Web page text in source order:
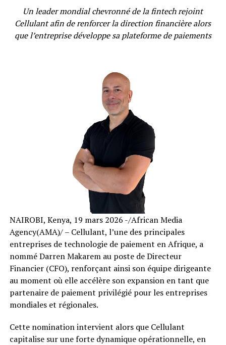
Un leader mondial chevronné de la fintech rejoint
Cellulant afin de renforcer la direction financière alors
que l’entreprise développe sa plateforme de paiements
NAIROBI, Kenya, 19 mars 2026 -/African Media
Agency(AMA)/ – Cellulant, l’une des principales
entreprises de technologie de paiement en Afrique, a
nommé Darren Makarem au poste de Directeur
Financier (CFO), renforçant ainsi son équipe dirigeante
au moment où elle accélère son expansion en tant que
partenaire de paiement privilégié pour les entreprises
mondiales et régionales.
Cette nomination intervient alors que Cellulant
capitalise sur une forte dynamique opérationnelle, en